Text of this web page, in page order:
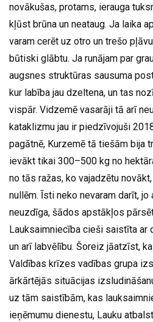
novākušas, protams, ierauga
kļūst brūna un neataug. Ja laika
varam cerēt uz otro un trešo
būtiski glābtu. Ja runājam par
augsnes struktūras sausuma
kur labība jau dzeltena, un tas
vispār. Vidzemē vasarāji tā arī
kataklizmu jau ir piedzīvojuši
pagātnē, Kurzemē tā tiešām bija
ievākt tikai 300–500 kg no
no tās ražas, ko vajadzētu
nullēm. Īsti neko nevaram darīt,
neuzdīga, šādos apstākļos
Lauksaimniecība cieši saistīta ar
un arī labvēlību. Šoreiz jāatzīst,
Valdības krīzes vadības grupa
ārkārtējās situācijas
uz tām saistībām, kas
ieņēmumu dienestu, Lauku